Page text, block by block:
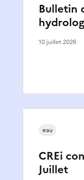
Bulletin
10 juillet 2026
CREi
Juillet
eau